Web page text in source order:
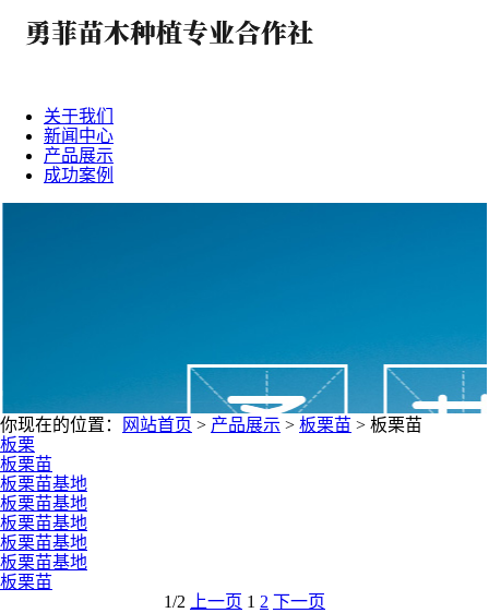
关于我们
新闻中心
产品展示
成功案例
你现在的位置： 网站首页 > 产品展示 > 板栗苗 > 板栗苗
板栗
板栗苗
板栗苗基地
板栗苗基地
板栗苗基地
板栗苗基地
板栗苗基地
板栗苗
1/2
上一页 1 2 下一页